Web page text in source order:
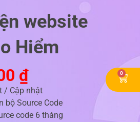
website
Hiểm
₫
/ Cập nhật
bộ Source Code
code 6 tháng
0
Cart